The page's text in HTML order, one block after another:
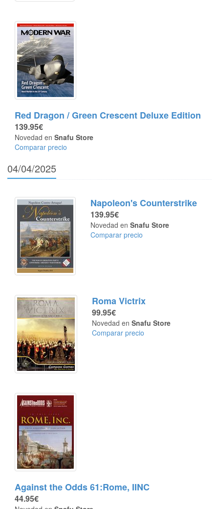
Red Dragon / Green Crescent Deluxe Edition
139.95€
Novedad en Snafu Store
Comparar precio
04/04/2025
Napoleon's Counterstrike
139.95€
Novedad en Snafu Store
Comparar precio
Roma Victrix
99.95€
Novedad en Snafu Store
Comparar precio
Against the Odds 61:Rome, IINC
44.95€